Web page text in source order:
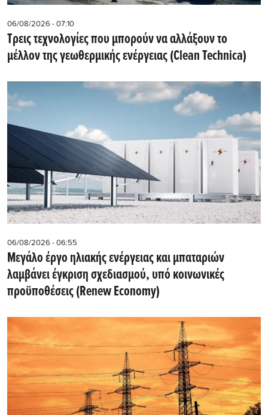
06/08/2026 - 07:10
Τρεις τεχνολογίες που μπορούν να αλλάξουν το
μέλλον της γεωθερμικής ενέργειας (Clean Technica)
06/08/2026 - 06:55
Μεγάλο έργο ηλιακής ενέργειας και μπαταριών
λαμβάνει έγκριση σχεδιασμού, υπό κοινωνικές
προϋποθέσεις (Renew Economy)